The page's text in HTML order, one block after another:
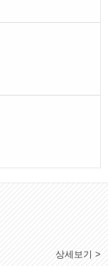
상세보기 >